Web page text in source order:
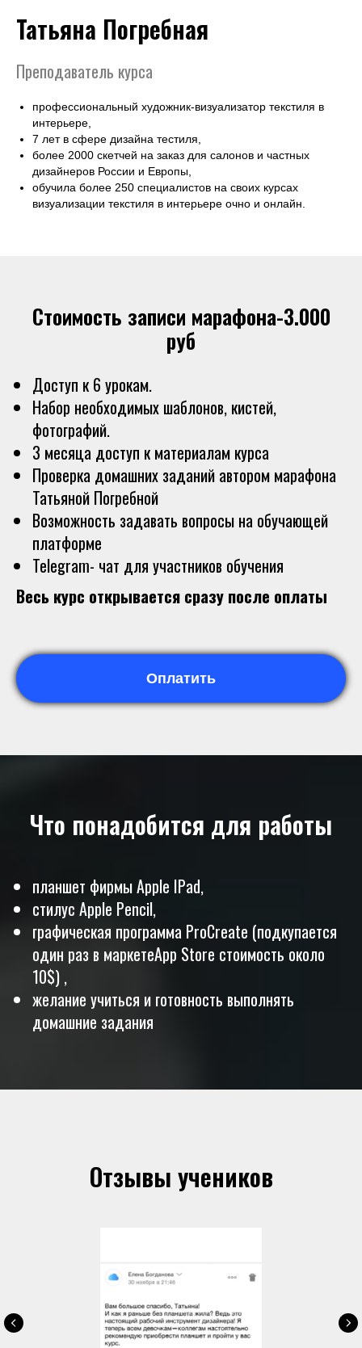
Татьяна Погребная
Преподаватель курса
профессиональный художник-визуализатор текстиля в
интерьере,
7 лет в сфере дизайна тестиля,
более 2000 скетчей на заказ для салонов и частных
дизайнеров России и Европы,
обучила более 250 специалистов на своих курсах
визуализации текстиля в интерьере очно и онлайн.
Стоимость записи марафона-3.000
руб
Доступ к 6 урокам.
Набор необходимых шаблонов, кистей,
фотографий.
3 месяца доступ к материалам курса
Проверка домашних заданий автором марафона
Татьяной Погребной
Возможность задавать вопросы на обучающей
платформе
Telegram- чат для участников обучения
Весь курс открывается сразу после оплаты
Оплатить
Что понадобится для работы
планшет фирмы Apple IPad,
стилус Apple Pencil,
графическая программа ProCreate (подкупается
один раз в маркетеApp Store стоимость около
10$) ,
желание учиться и готовность выполнять
домашние задания
Отзывы учеников